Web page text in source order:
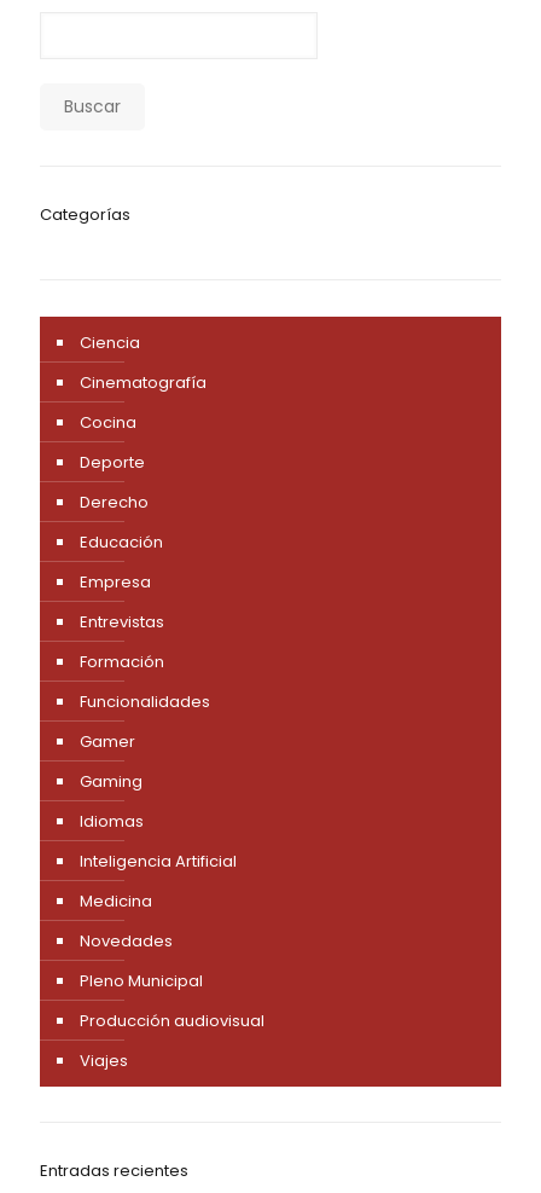
Buscar
Categorías
Ciencia
Cinematografía
Cocina
Deporte
Derecho
Educación
Empresa
Entrevistas
Formación
Funcionalidades
Gamer
Gaming
Idiomas
Inteligencia Artificial
Medicina
Novedades
Pleno Municipal
Producción audiovisual
Viajes
Entradas recientes